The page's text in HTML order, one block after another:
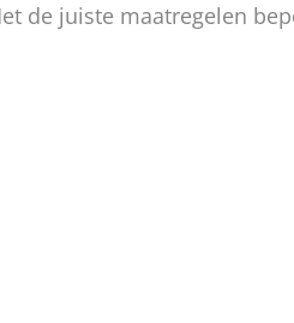
de juiste maatregelen